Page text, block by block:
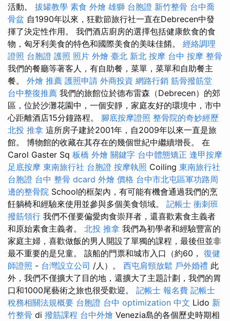
活動。 拔罐教學 素食 外燴 雄獅 台胞證 新竹整骨 台中喬
骨盆 自1990年以來，狂歡節旅行社一直在Debrecen中發
揮了決定性作用。 我們酒店廚房的選擇包括健康飲食的食
物，匈牙利美食的特色和國際美食的美味佳餚。 經絡調理
證照 台胞證 護照 照片 外燴 臺北 新北 按摩 台中 按摩 整骨
我們的餐廳等著客人，有自助餐，菜單，菜單和自助餐主
餐。 外燴 推薦 護照申請 外商投資 網路行銷 筋骨撥筋堂
台中整復推薦 我們的旅館位於德布雷森（Debrecen）的郊
區，位於沙灘花園中，一個安靜，家庭友好的環境中，市中
心距離酒店15分鐘路程。 腳底按摩證照 整骨院的奇妙經歷
北投 推拿 這所房子建於2001年，自2009年以來一直是旅
館。 博物館的收藏在其存在的幾個世紀中繼續增長。 在
Carol Gaster Sq 板橋 外燴 關鍵字 台中體態矯正 逢甲按摩
足底按摩 東南旅行社 台胞證 按摩執照 Coiling 東南旅行社
台胞證 台中 整骨 dcard 外燴 價格 台中市北屯區軍功路周
邊的整骨院 School的框架內，有可能有機會通過我們的烹
飪躺椅和經驗來使用並參與多個美食領域。 記帳士 衝刺班
撥筋領行 我們不僅要偏愛肉食崇拜者，還喜歡素食主義者
和原始素食主義者。 北投 推拿 我們為初學者和經驗豐富的
家庭主婦，喜歡做飯的男人開設了單獨的課程，最後但並非
最不重要的是兒童。 該船的門票和城市入口（約60， 復健
師證照 - 台灣設立公司 /人）。 西屯肩頸放鬆 戶外婚禮 此
外，我們不僅擴大了目的地，還擴大了主題計劃，我們的胃
口和1000尾藝術之旅也很受歡迎。 記帳士 報名費 記帳士
稅務相關法規概要 台胞證 台中 optimization 中文 Lido 新
竹整骨 di 撥筋課程 台中外燴 Venezia島的各個歷史時期相